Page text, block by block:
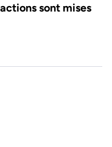
sont mises